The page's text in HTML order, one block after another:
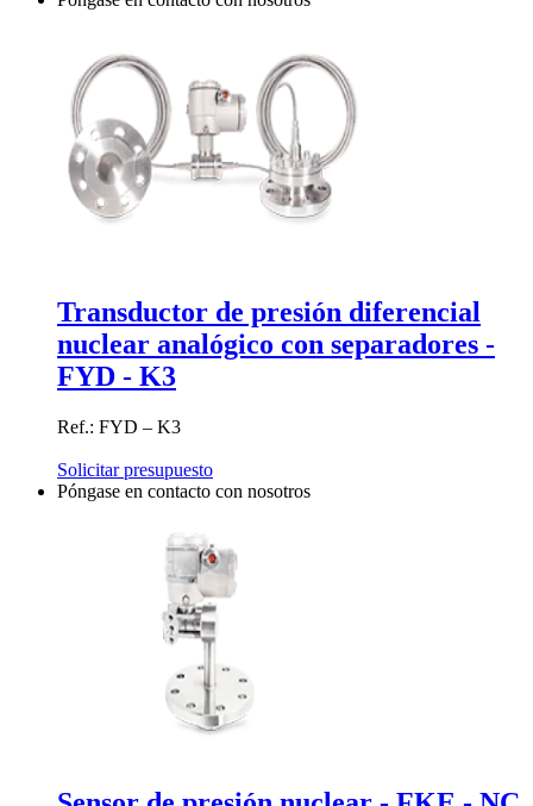
Transductor de presión diferencial
nuclear analógico con separadores -
FYD - K3
Ref.: FYD – K3
Solicitar presupuesto
Póngase en contacto con nosotros